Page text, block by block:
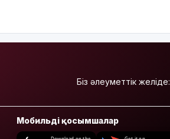
Біз әлеуметтік желіде:
Мобильді қосымшалар